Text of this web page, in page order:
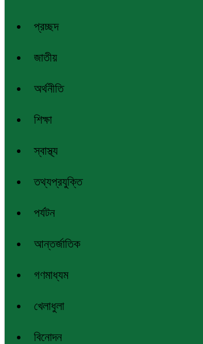
প্রচ্ছদ
জাতীয়
অর্থনীতি
শিক্ষা
স্বাস্থ্য
তথ্যপ্রযুক্তি
পর্যটন
আন্তর্জাতিক
গণমাধ্যম
খেলাধুলা
বিনোদন